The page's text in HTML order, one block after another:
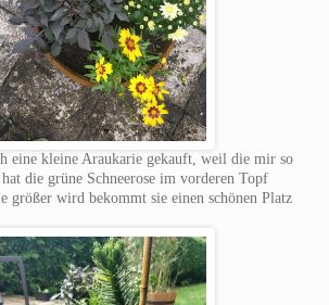
eine kleine Araukarie gekauft, weil die mir so
die grüne Schneerose im vorderen Topf
größer wird bekommt sie einen schönen Platz